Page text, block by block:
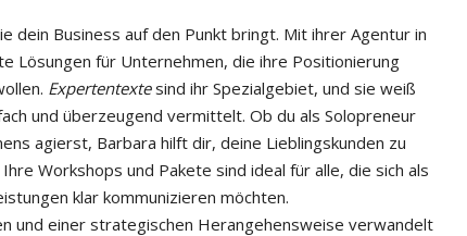
dein Business auf den Punkt bringt. Mit ihrer Agentur in
Lösungen für Unternehmen, die ihre Positionierung
Expertentextesind ihr Spezialgebiet, und sie weiß
und überzeugend vermittelt. Ob du als Solopreneur
agierst, Barbara hilft dir, deine Lieblingskunden zu
Workshops und Pakete sind ideal für alle, die sich als
klar kommunizieren möchten.
und einer strategischen Herangehensweise verwandelt